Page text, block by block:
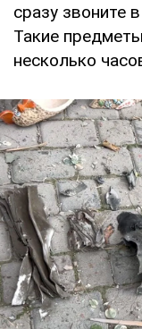
сразу звоните
Такие
несколько